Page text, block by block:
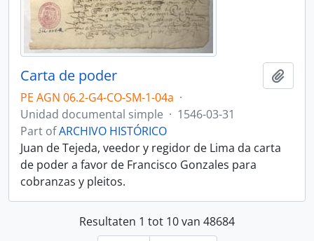
Carta de poder
PE AGN 06.2-G4-CO-SM-1-04a ·
Unidad documental simple · 1546-03-31
Part ofARCHIVO HISTÓRICO
Juan de Tejeda, veedor y regidor de Lima da carta
de poder a favor de Francisco Gonzales para
cobranzas y pleitos.
Resultaten 1 tot 10 van 48684